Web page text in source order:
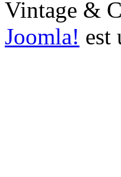
Vintage &
Joomla! est